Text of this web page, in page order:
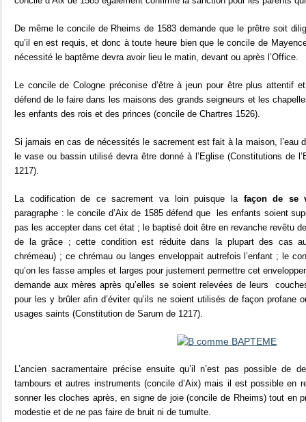
De même le concile de Rheims de 1583 demande que le prêtre soit
qu’il en est requis, et donc à toute heure bien que le concile de
nécessité le baptême devra avoir lieu le matin, devant ou après l’Office.
Le concile de Cologne préconise d’être à jeun pour être plus attentif
défend de le faire dans les maisons des grands seigneurs et les
les enfants des rois et des princes (concile de Chartres 1526).
Si jamais en cas de nécessités le sacrement est fait à la maison, l’eau
le vase ou bassin utilisé devra être donné à l’Eglise (Constitutions de
1217).
La codification de ce sacrement va loin puisque la façon de se
paragraphe : le concile d’Aix de 1585 défend que
les enfants soient
pas les accepter dans cet état ; le baptisé doit être en revanche revêtu
de la grâce ; cette condition est réduite dans la plupart des cas
chrémeau) ; ce chrémau ou langes enveloppait autrefois l’enfant ; le
qu’on les fasse amples et larges pour justement permettre cet
demande aux mères après qu’elles se soient relevées de leurs
pour les y brûler afin d’éviter qu’ils ne soient utilisés de façon profane
usages saints (Constitution de Sarum de 1217).
L’ancien sacramentaire précise ensuite qu’il n’est pas possible de
tambours et autres instruments (concile d’Aix) mais il est possible en
sonner les cloches après, en signe de joie (concile de Rheims) tout en
modestie et de ne pas faire de bruit ni de tumulte.